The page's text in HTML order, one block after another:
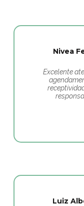
Nivea
Excelente
Luiz